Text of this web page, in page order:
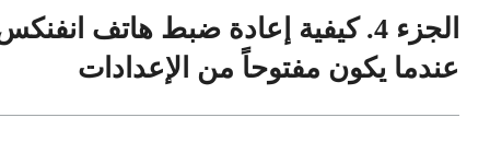
الجزء 4. كيفية إعادة ضبط هاتف
عندما يكون مفتوحاً من الإعدادات